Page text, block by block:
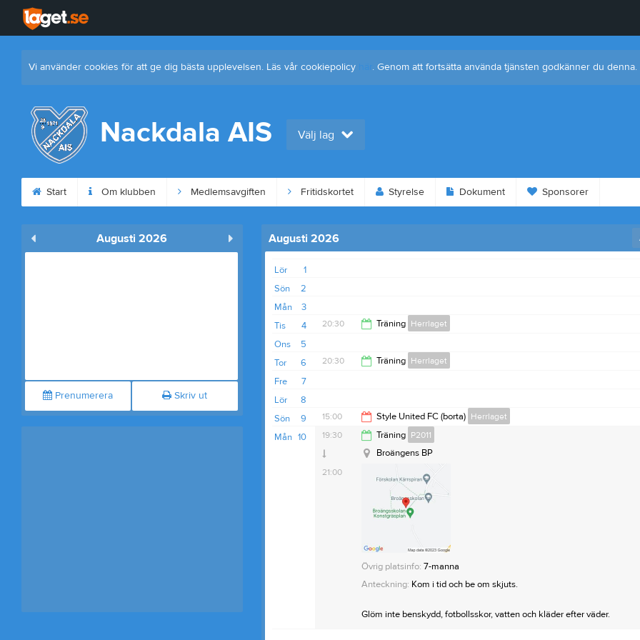
Vi använder cookies för att ge dig bästa upplevelsen. Läs vår cookiepolicy . Genom att fortsätta använda tjänsten godkänner du denna.
Nackdala AIS Välj lag
Start Om klubben Medlemsavgiften Fritidskortet Styrelse Dokument Sponsorer
Augusti 2026
Prenumerera Skriv ut
Augusti 2026
1
Lör
2
Sön
3
Mån
4
Tis 20:30 Träning Herrlaget
22:00
5
Ons
6
Tor 20:30 Träning Herrlaget
7
Fre
8
Lör
9
Sön 15:00 Style United FC (borta) Herrlaget
17:00
10
Mån 19:30 Träning P2011
21:00
Broängens BP
Övrig platsinfo: 7-manna
Anteckning: Kom i tid och be om skjuts.
Glöm inte benskydd, fotbollsskor, vatten och kläder efter väder.